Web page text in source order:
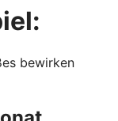
bewirken